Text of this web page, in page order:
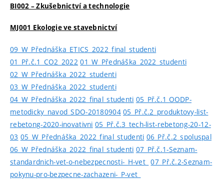
BI002 – Zkušebnictví a technologie
MJ001 Ekologie ve stavebnictví
09_W_Přednáška_ETICS_2022_final_studenti
01_Př.č.1_CO2_2022 01_W_Přednáška_2022_studenti
02_W_Přednáška_2022_studenti
03_W_Přednáška_2022_studenti
04_W_Přednáška_2022_final_studenti 05_Př.č.1 OODP-
metodicky_navod_SDO-20180904 05_Př.č.2_produktovy-list-
rebetong-2020-inovativni 05_Př.č.3_tech-list-rebetong-20-12-
03 05_W_Přednáška_2022_final_studenti 06_Př.č.2_spoluspal
06_W_Přednáška_2022_final_studenti 07_Př.č.1-Seznam-
standardnich-vet-o-nebezpecnosti-_H-vet_ 07_Př.č.2-Seznam-
pokynu-pro-bezpecne-zachazeni-_P-vet_